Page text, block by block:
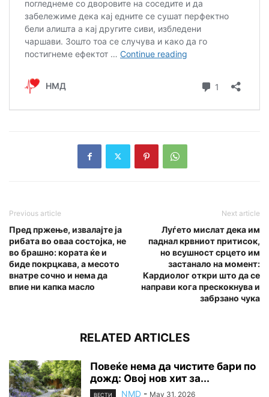
Previous article
Пред пржење, извалајте ја
рибата во оваа состојка, не
во брашно: кората ќе и
биде покрцкава, а месото
внатре сочно и нема да
впие ни капка масло
Next article
Луѓето мислат дека им
паднал крвниот притисок,
но всушност срцето им
застанало на момент:
Кардиолог откри што да се
направи кога прескокнува и
забрзано чука
RELATED ARTICLES
Повеќе нема да чистите бари по
дожд: Овој нов хит за...
ВЕСТИ NMD - May 31, 2026